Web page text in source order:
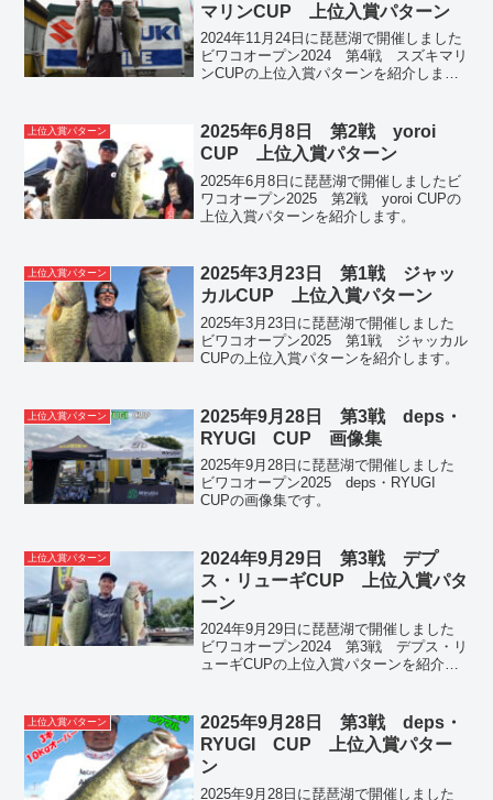
マリンCUP 上位入賞パターン
2024年11月24日に琵琶湖で開催しました
ビワコオープン2024 第4戦 スズキマリ
ンCUPの上位入賞パターンを紹介しま
上位入賞パターン
2025年6月8日 第2戦 yoroi
CUP 上位入賞パターン
2025年6月8日に琵琶湖で開催しましたビ
ワコオープン2025 第2戦 yoroi CUPの
上位入賞パターンを紹介します。
上位入賞パターン
2025年3月23日 第1戦 ジャッ
カルCUP 上位入賞パターン
2025年3月23日に琵琶湖で開催しました
ビワコオープン2025 第1戦 ジャッカル
CUPの上位入賞パターンを紹介します。
上位入賞パターン
2025年9月28日 第3戦 deps・
RYUGI CUP 画像集
2025年9月28日に琵琶湖で開催しました
ビワコオープン2025 deps・RYUGI
CUPの画像集です。
上位入賞パターン
2024年9月29日 第3戦 デプ
ス・リューギCUP 上位入賞パタ
ーン
2024年9月29日に琵琶湖で開催しました
ビワコオープン2024 第3戦 デプス・リ
ューギCUPの上位入賞パターンを紹介し
上位入賞パターン
2025年9月28日 第3戦 deps・
RYUGI CUP 上位入賞パター
ン
2025年9月28日に琵琶湖で開催しました